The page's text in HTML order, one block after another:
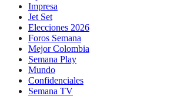
Impresa
Jet Set
Elecciones 2026
Foros Semana
Mejor Colombia
Semana Play
Mundo
Confidenciales
Semana TV